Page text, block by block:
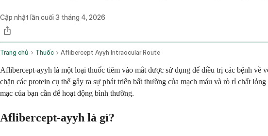
Cập nhật lần cuối 3 tháng 4, 2026
Trang chủ Thuốc Aflibercept Ayyh Intraocular Route
Aflibercept-ayyh là một loại thuốc tiêm vào mắt được sử dụng để điều trị các bệnh về
chặn các protein cụ thể gây ra sự phát triển bất thường của mạch máu và rò rỉ chất
mạc của bạn cần để hoạt động bình thường.
Aflibercept-ayyh là gì?